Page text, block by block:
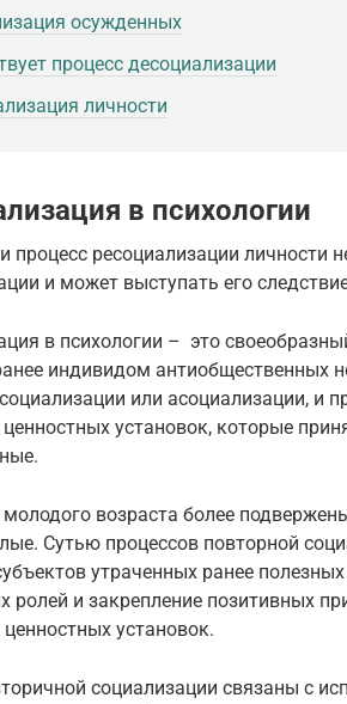
осужденных
процесс десоциализации
личности
в психологии
процесс ресоциализации личности
и может выступать его
в психологии – это
индивидом антиобщественных
или асоциализации, и
установок, которые
возраста более
Сутью процессов повторной
утраченных ранее
ролей и закрепление позитивных
установок.
социализации связаны с